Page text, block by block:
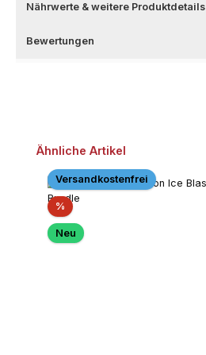
Nährwerte & weitere Produktdetails
Bewertungen
Produktgalerie überspringen
Ähnliche Artikel
Versandkostenfrei
%Rabatt
Neu